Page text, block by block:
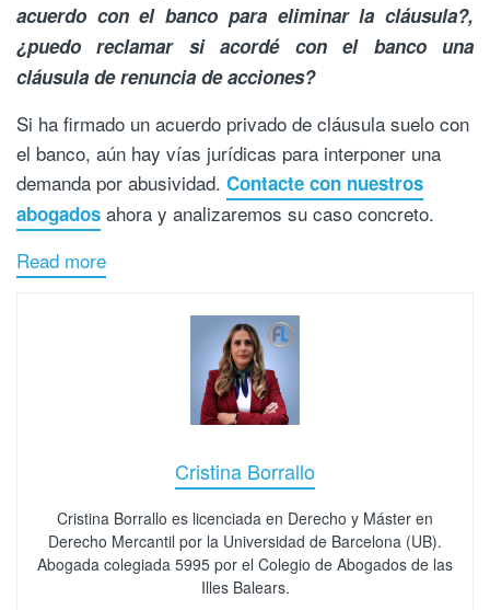
acuerdo con el banco para eliminar la cláusula?,
¿puedo reclamar si acordé con el banco una
cláusula de renuncia de acciones?
Si ha firmado un acuerdo privado de cláusula suelo con
el banco, aún hay vías jurídicas para interponer una
demanda por abusividad. Contacte con nuestros
abogados ahora y analizaremos su caso concreto.
Read more
Cristina Borrallo
Cristina Borrallo es licenciada en Derecho y Máster en
Derecho Mercantil por la Universidad de Barcelona (UB).
Abogada colegiada 5995 por el Colegio de Abogados de las
Illes Balears.